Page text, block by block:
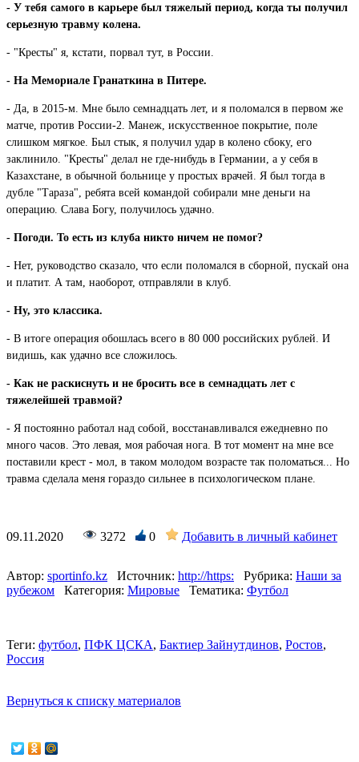
- У тебя самого в карьере был тяжелый период, когда ты получил
серьезную травму колена.
- "Кресты" я, кстати, порвал тут, в России.
- На Мемориале Гранаткина в Питере.
- Да, в 2015-м. Мне было семнадцать лет, и я поломался в первом же
матче, против России-2. Манеж, искусственное покрытие, поле
слишком мягкое. Был стык, я получил удар в колено сбоку, его
заклинило. "Кресты" делал не где-нибудь в Германии, а у себя в
Казахстане, в обычной больнице у простых врачей. Я был тогда в
дубле "Тараза", ребята всей командой собирали мне деньги на
операцию. Слава Богу, получилось удачно.
- Погоди. То есть из клуба никто ничем не помог?
- Нет, руководство сказало, что если поломался в сборной, пускай она
и платит. А там, наоборот, отправляли в клуб.
- Ну, это классика.
- В итоге операция обошлась всего в 80 000 российских рублей. И
видишь, как удачно все сложилось.
- Как не раскиснуть и не бросить все в семнадцать лет с
тяжелейшей травмой?
- Я постоянно работал над собой, восстанавливался ежедневно по
много часов. Это левая, моя рабочая нога. В тот момент на мне все
поставили крест - мол, в таком молодом возрасте так поломаться... Но
травма сделала меня гораздо сильнее в психологическом плане.
09.11.2020 3272 0 Добавить в личный кабинет
Автор: sportinfo.kz Источник: http://https: Рубрика: Наши за
рубежом
Категория: Мировые Тематика: Футбол
Теги: футбол, ПФК ЦСКА, Бактиер Зайнутдинов, Ростов,
Россия
Вернуться к списку материалов